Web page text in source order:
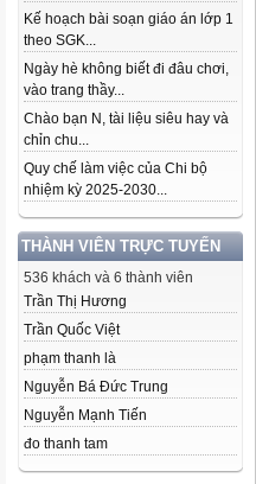
Kế hoạch bài soạn giáo án lớp 1
theo SGK...
Ngày hè không biết đi đâu chơi,
vào trang thầy...
Chào bạn N, tài liệu siêu hay và
chỉn chu...
Quy chế làm việc của Chi bộ
nhiệm kỳ 2025-2030...
THÀNH VIÊN TRỰC TUYẾN
536 khách và 6 thành viên
Trần Thị Hương
Trần Quốc Việt
phạm thanh là
Nguyễn Bá Đức Trung
Nguyễn Mạnh Tiến
đo thanh tam